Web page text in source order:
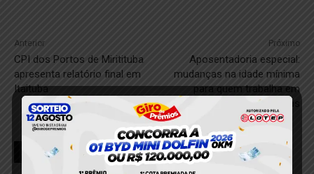
Anterior
CPI dos Portos de Miritituba
apresenta relatório final em
Itaituba
Próximo
Aposentadoria especial:
mudanças na idade mínima
para quem trabalha em
condições perigosas
RELACIONADOS